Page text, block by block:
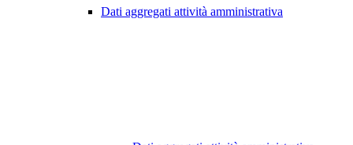
Dati aggregati attività amministrativa